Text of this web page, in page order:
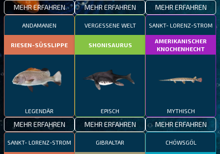
MEHR ERFAHREN MEHR ERFAHREN MEHR ERFAHREN
ANDAMANEN
RIESEN-SÜSSLIPPE
LEGENDÄR
MEHR ERFAHREN
VERGESSENE WELT
SHONISAURUS
EPISCH
MEHR ERFAHREN
SANKT- LORENZ-STROM
AMERIKANISCHER
KNOCHENHECHT
MYTHISCH
MEHR ERFAHREN
SANKT- LORENZ-STROM GIBRALTAR CHÖWSGÖL